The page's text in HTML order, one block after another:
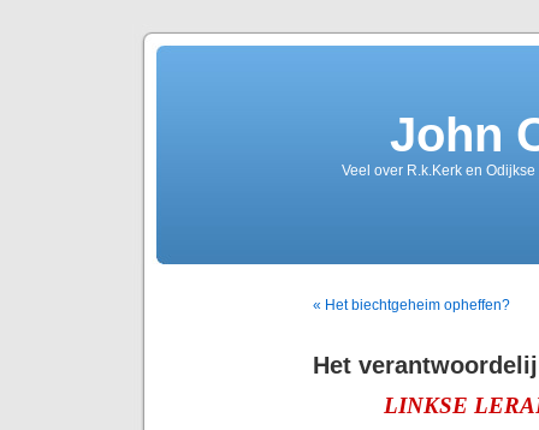
John
Veel over R.k.Kerk en
« Het biechtgeheim opheffen?
Het
LINKSE